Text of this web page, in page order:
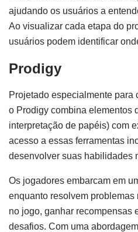
ajudando os usuários a
Ao visualizar cada etapa do
usuários podem identificar
Prodigy
Projetado especialmente para
o Prodigy combina elementos
interpretação de papéis) com
acesso a essas ferramentas
desenvolver suas habilidades
Os jogadores embarcam em
enquanto resolvem
no jogo, ganhar recompensas
desafios. Com uma